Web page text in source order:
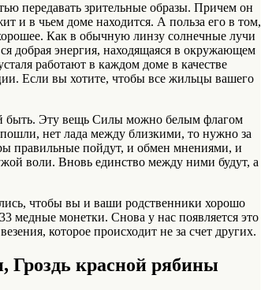
передавать зрительные образы. Причем он
и в чьем доме находится. А польза его в том,
Как в обычную линзу солнечные лучи
добрая энергия, находящаяся в окружающем
работают в каждом доме в качестве
Если вы хотите, чтобы все жильцы вашего
быть. Эту вещь Силы можно белым флагом
нет лада между близкими, то нужно за
правильные пойдут, и обмен мнениями, и
воли. Вновь единство между ними будут, а
чтобы вы и ваши родственники хорошо
медные монетки. Снова у нас появляется это
которое происходит не за счет других.
Гроздь красной рябины